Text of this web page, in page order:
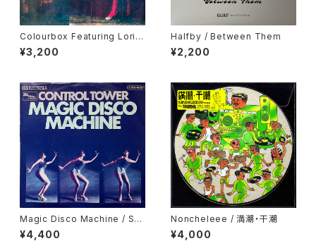
Colourbox Featuring Lorita
Grahame / Baby I Love You
So
¥3,200
Halfby / Between Them
¥2,200
Magic Disco Machine / Scr
atchin'
¥4,400
Noncheleee / 満潮・干潮
¥4,000